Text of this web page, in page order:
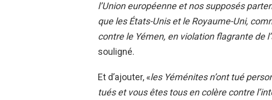
l’Union européenne et nos supposés
que les États-Unis et le Royaume-Uni,
contre le Yémen, en violation flagrante de
souligné.
Et d’ajouter, «les Yéménites n’ont tué
tués et vous êtes tous en colère contre